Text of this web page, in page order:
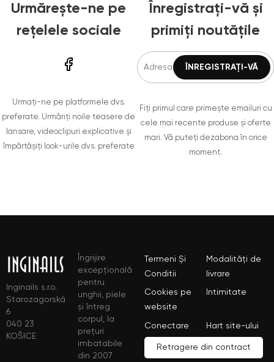
Urmărește-ne pe
rețelele sociale
Urmați-ne pe platformele dvs.
preferate. Urmăriți noile teasere de
lansare, videoclipuri explicative și
împărtășiți look-urile dvs. preferate
Înregistrați-vă și
primiți noutățile
Fiți primul care primește emailuri cu
cele mai recente produse și oferte
mari. Vă puteți dezabona în orice
moment.
Inginails s.r.o.
Starozagorská
6
040 23
KOŠICE
Îngrijire
excepțională
pentru
unghii, piele
și întreg
corpul, la
prețuri
imbatabile
din 2007
Termeni Și
Conditii
Modalități de
livrare
Cookies pe
website
Intimitate
Conectare Hart site-ului
Retragere din contract